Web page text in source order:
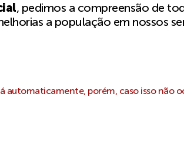
, pedimos a compreensão de
a população em nossos
automaticamente, porém, caso isso não